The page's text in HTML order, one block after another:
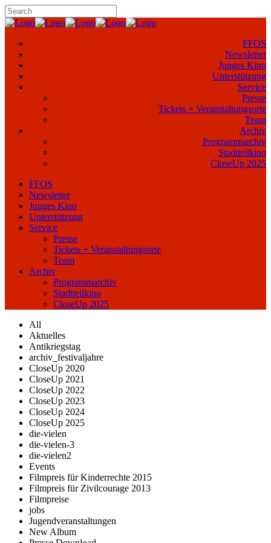
FFOS
Newsletter
Junges Kino
Unterstützung
Service
Presse
Tickets + Veranstaltungsorte
Team
Archiv
Programmarchiv
Stadtteilkino
CloseUp 2025
FFOS
Newsletter
Junges Kino
Unterstützung
Service
Presse
Tickets + Veranstaltungsorte
Team
Archiv
Programmarchiv
Stadtteilkino
CloseUp 2025
All
Aktuelles
Antikriegstag
archiv_festivaljahre
CloseUp 2020
CloseUp 2021
CloseUp 2022
CloseUp 2023
CloseUp 2024
CloseUp 2025
die-vielen
die-vielen-3
die-vielen2
Events
Filmpreis für Kinderrechte 2015
Filmpreis für Zivilcourage 2013
Filmpreise
jobs
Jugendveranstaltungen
New Album